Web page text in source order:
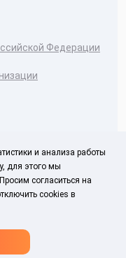
Федерации
и анализа работы
для этого мы
согласиться на
cookies в